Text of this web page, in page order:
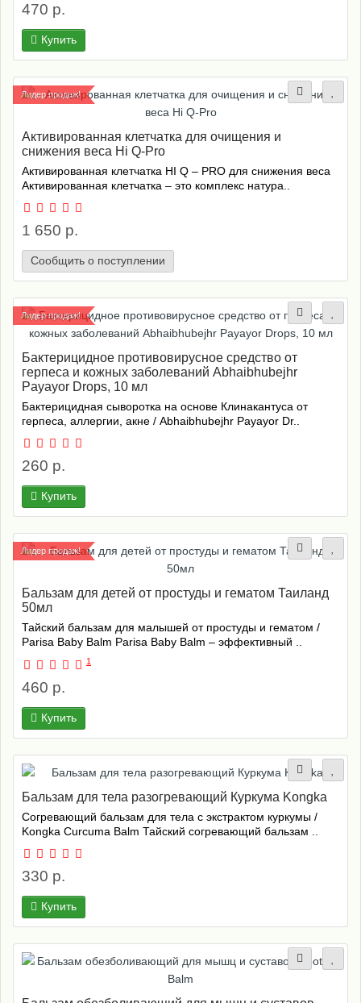
470 р.
Купить
Лидер продаж!
Активированная клетчатка для очищения и
снижения веса Hi Q-Pro
Активированная клетчатка HI Q – PRO для снижения веса
Активированная клетчатка – это комплекс натура..
1 650 р.
Сообщить о поступлении
Лидер продаж!
Бактерицидное противовирусное средство от
герпеса и кожных заболеваний Abhaibhubejhr
Payayor Drops, 10 мл
Бактерицидная сыворотка на основе Клинакантуса от
герпеса, аллергии, акне / Abhaibhubejhr Payayor Dr..
260 р.
Купить
Лидер продаж!
Бальзам для детей от простуды и гематом Таиланд
50мл
Тайский бальзам для малышей от простуды и гематом /
Parisa Baby Balm Parisa Baby Balm – эффективный ..
1
460 р.
Купить
Бальзам для тела разогревающий Куркума Kongka
Согревающий бальзам для тела с экстрактом куркумы /
Kongka Curcuma Balm Тайский согревающий бальзам ..
330 р.
Купить